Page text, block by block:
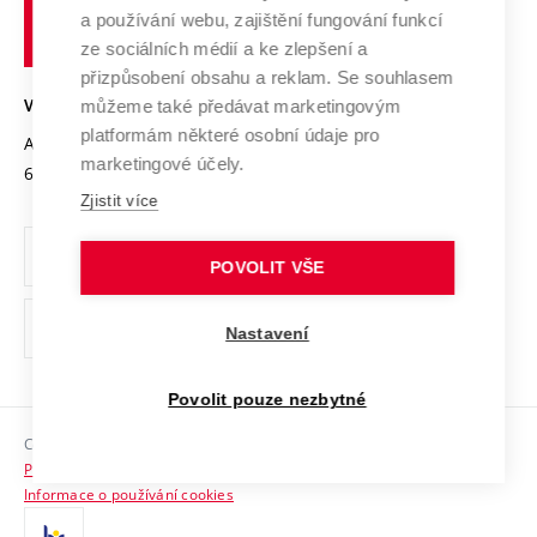
Transfer znalostí
Open Science
Projekty
Projekty ze strukturálních fondů
Specifický výzkum
Mezinárodní dohody
Univerzitní sítě
Podnikavá univerzita / ContriBUTe
Bezpečná univerzita
Vyznamenání
Organizační struktura
Ochrana osobních údajů
odkaz)
Sociální bezpečí
HR Award
technické
VYSOKÉ UČENÍ TECHNICKÉ V BRNĚ
Antonínská 548/1
602 00 Brno
www.vut.cz
vut@vutbr.cz
Copyright © 2026 VUT
Prohlášení o přístupnosti
Informace o používání cookies
a používání webu, zajištění fungování funkcí
ze sociálních médií a ke zlepšení a
přizpůsobení obsahu a reklam. Se souhlasem
můžeme také předávat marketingovým
platformám některé osobní údaje pro
marketingové účely.
Zjistit více
POVOLIT VŠE
Nastavení
Povolit pouze nezbytné